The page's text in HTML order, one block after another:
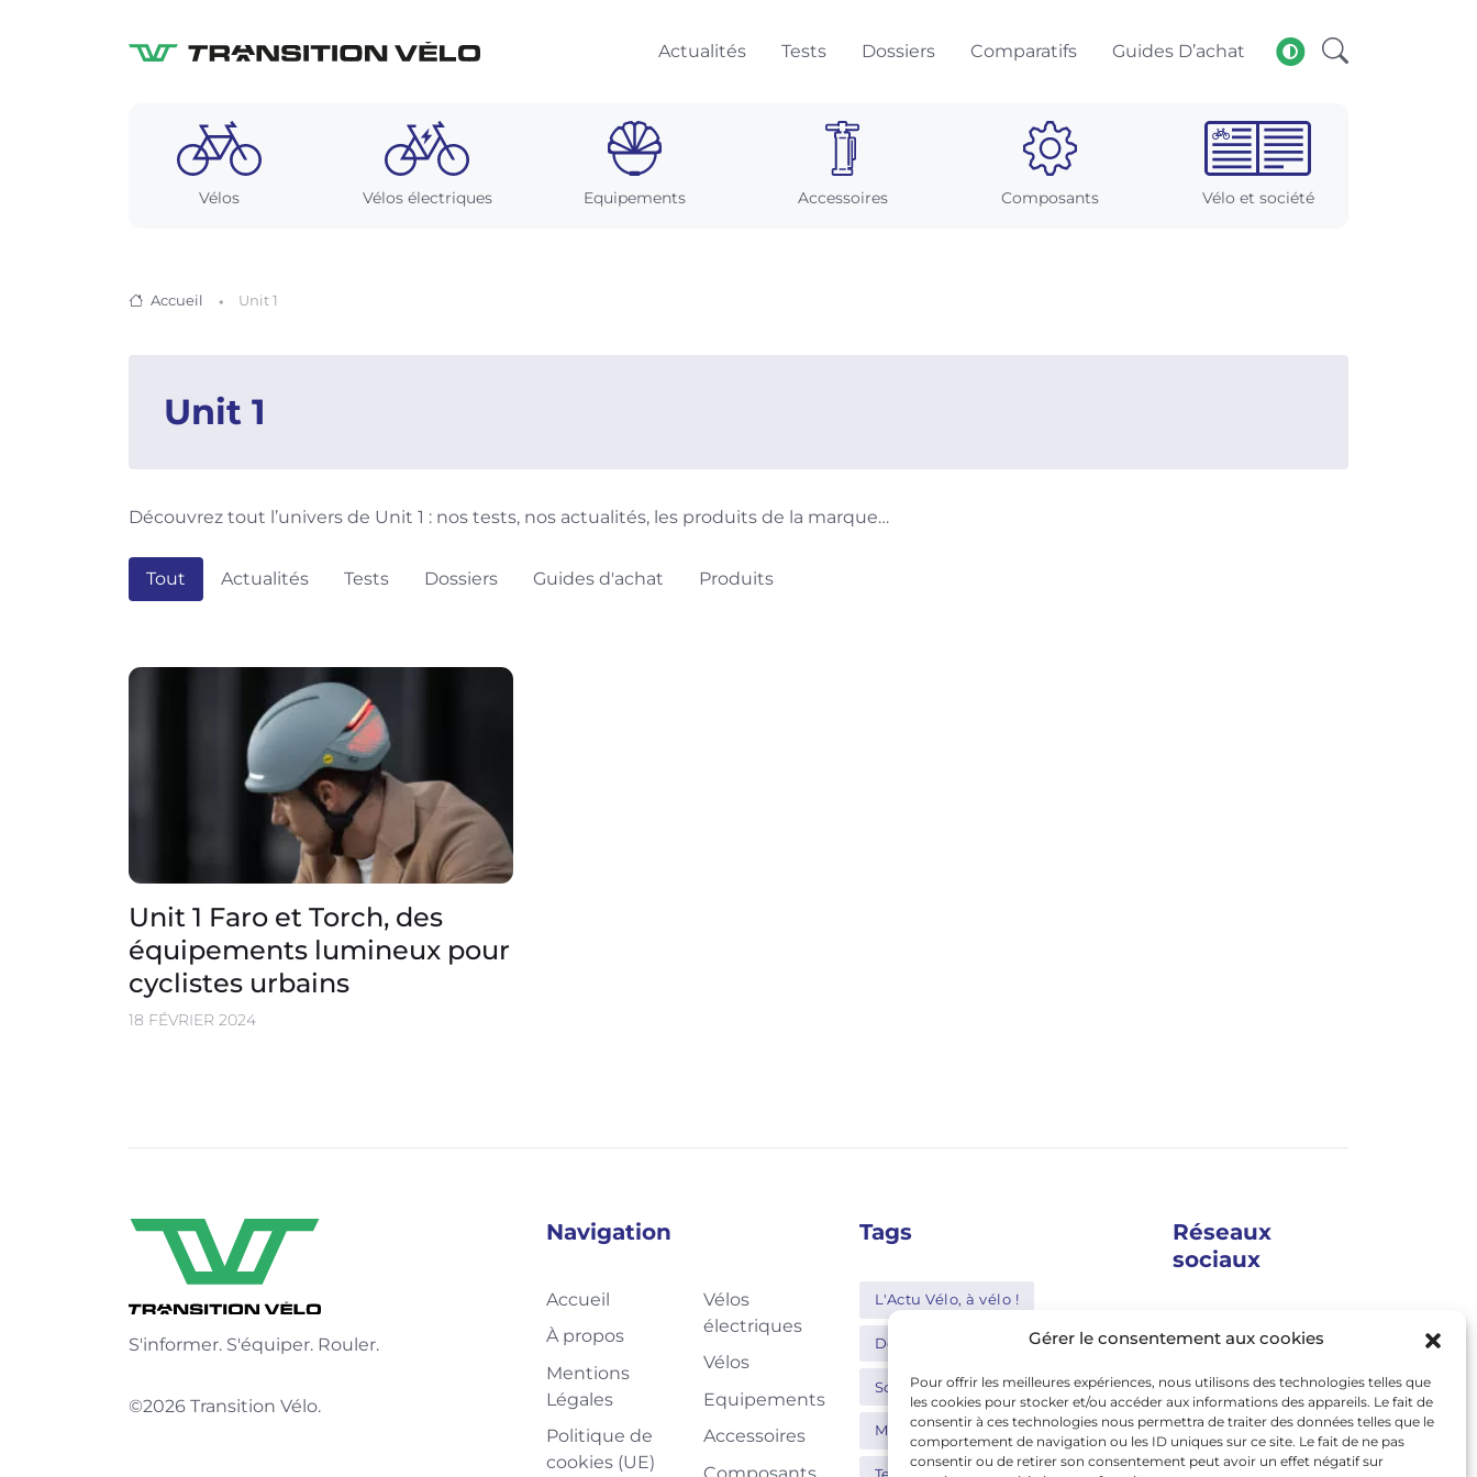
Gérer le consentement aux cookies
Pour offrir les meilleures expériences, nous utilisons des technologies telles que
les cookies pour stocker et/ou accéder aux informations des appareils. Le fait de
consentir à ces technologies nous permettra de traiter des données telles que le
comportement de navigation ou les ID uniques sur ce site. Le fait de ne pas
consentir ou de retirer son consentement peut avoir un effet négatif sur
Actualités Tests Dossiers Comparatifs Guides D’achat
Vélos Vélos électriques Equipements Accessoires Composants Vélo et société
Accueil Unit 1
Unit 1
Découvrez tout l’univers de Unit 1 : nos tests, nos actualités, les produits de la marque…
Tout Actualités Tests Dossiers Guides d'achat Produits
Unit 1 Faro et Torch, des
équipements lumineux pour
cyclistes urbains
18 FÉVRIER 2024
S'informer. S'équiper. Rouler.
©2026 Transition Vélo.
Navigation
Accueil
À propos
Mentions
Légales
Politique de
cookies (UE)
Vélos
électriques
Vélos
Equipements
Accessoires
Tags
L'Actu Vélo, à vélo !
Decathlon Shimano
Schwalbe Bosch
Moustache Abus
Réseaux
sociaux
twitter
linkedin
youtube